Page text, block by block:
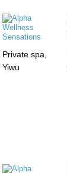
Private spa,
Yiwu